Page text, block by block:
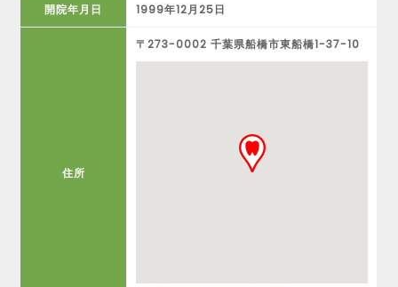
開院年月日 1999年12月25日
住所
〒273-0002 千葉県船橋市東船橋1-37-10